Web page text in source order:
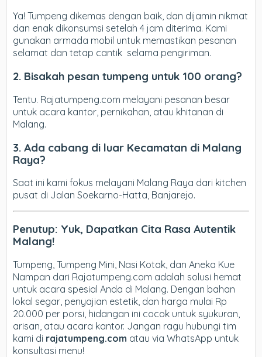
Ya! Tumpeng dikemas dengan baik, dan dijamin nikmat
dan enak dikonsumsi setelah 4 jam diterima. Kami
gunakan armada mobil untuk memastikan pesanan
selamat dan tetap cantik selama pengiriman.
2. Bisakah pesan tumpeng untuk 100 orang?
Tentu. Rajatumpeng.com melayani pesanan besar
untuk acara kantor, pernikahan, atau khitanan di
Malang.
3. Ada cabang di luar Kecamatan di Malang
Raya?
Saat ini kami fokus melayani Malang Raya dari kitchen
pusat di Jalan Soekarno-Hatta, Banjarejo.
Penutup: Yuk, Dapatkan Cita Rasa Autentik
Malang!
Tumpeng, Tumpeng Mini, Nasi Kotak, dan Aneka Kue
Nampan dari Rajatumpeng.com adalah solusi hemat
untuk acara spesial Anda di Malang. Dengan bahan
lokal segar, penyajian estetik, dan harga mulai Rp
20.000 per porsi, hidangan ini cocok untuk syukuran,
arisan, atau acara kantor. Jangan ragu hubungi tim
kami di rajatumpeng.com atau via WhatsApp untuk
konsultasi menu!